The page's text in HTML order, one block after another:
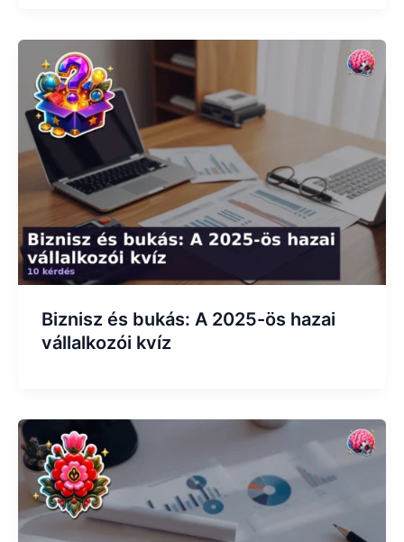
Biznisz és bukás: A 2025-ös hazai
vállalkozói kvíz